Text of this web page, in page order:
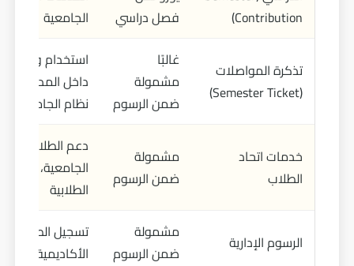
Contribution)
فصل دراسي
الجامعية
تذكرة المواصلات
(Semester Ticket)
غالبًا
مشمولة
ضمن الرسوم
استخدام وسائل
داخل المدينة أو
نظام الجامعة
خدمات اتحاد
الطلاب
مشمولة
ضمن الرسوم
دعم الطلاب،
الجامعية،
الطلابية
الرسوم الإدارية
مشمولة
ضمن الرسوم
تسجيل الطالب
الأكاديمية